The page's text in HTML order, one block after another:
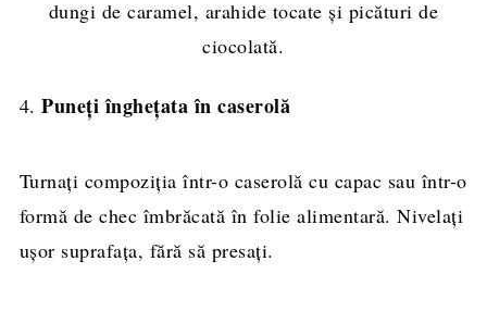
4.Puneți înghețata în caserolă
Turnați compoziția într-o caserolă cu capac sau într-o
formă de chec îmbrăcată în folie alimentară. Nivelați
ușor suprafața, fără să presați.